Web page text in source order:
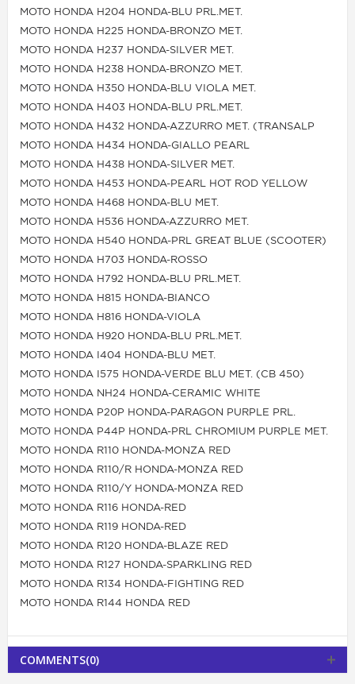
MOTO HONDA H204 HONDA-BLU PRL.MET.
MOTO HONDA H225 HONDA-BRONZO MET.
MOTO HONDA H237 HONDA-SILVER MET.
MOTO HONDA H238 HONDA-BRONZO MET.
MOTO HONDA H350 HONDA-BLU VIOLA MET.
MOTO HONDA H403 HONDA-BLU PRL.MET.
MOTO HONDA H432 HONDA-AZZURRO MET. (TRANSALP
MOTO HONDA H434 HONDA-GIALLO PEARL
MOTO HONDA H438 HONDA-SILVER MET.
MOTO HONDA H453 HONDA-PEARL HOT ROD YELLOW
MOTO HONDA H468 HONDA-BLU MET.
MOTO HONDA H536 HONDA-AZZURRO MET.
MOTO HONDA H540 HONDA-PRL GREAT BLUE (SCOOTER)
MOTO HONDA H703 HONDA-ROSSO
MOTO HONDA H792 HONDA-BLU PRL.MET.
MOTO HONDA H815 HONDA-BIANCO
MOTO HONDA H816 HONDA-VIOLA
MOTO HONDA H920 HONDA-BLU PRL.MET.
MOTO HONDA I404 HONDA-BLU MET.
MOTO HONDA I575 HONDA-VERDE BLU MET. (CB 450)
MOTO HONDA NH24 HONDA-CERAMIC WHITE
MOTO HONDA P20P HONDA-PARAGON PURPLE PRL.
MOTO HONDA P44P HONDA-PRL CHROMIUM PURPLE MET.
MOTO HONDA R110 HONDA-MONZA RED
MOTO HONDA R110/R HONDA-MONZA RED
MOTO HONDA R110/Y HONDA-MONZA RED
MOTO HONDA R116 HONDA-RED
MOTO HONDA R119 HONDA-RED
MOTO HONDA R120 HONDA-BLAZE RED
MOTO HONDA R127 HONDA-SPARKLING RED
MOTO HONDA R134 HONDA-FIGHTING RED
MOTO HONDA R144 HONDA RED
COMMENTS(0)